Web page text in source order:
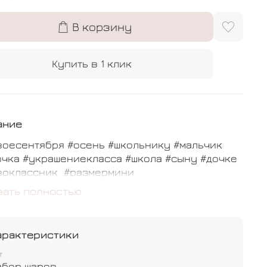
В корзину
Купить в 1 клик
#осень #школьнику #мальчик
#украшениекласса #школа #сыну #дочке
#размермини
входит:
надпись - 1 шт
полностью